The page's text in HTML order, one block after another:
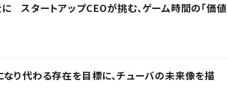
スタートアップCEOが挑む、ゲーム時間の「価値
なり代わる存在を目標に、チューバの未来像を描